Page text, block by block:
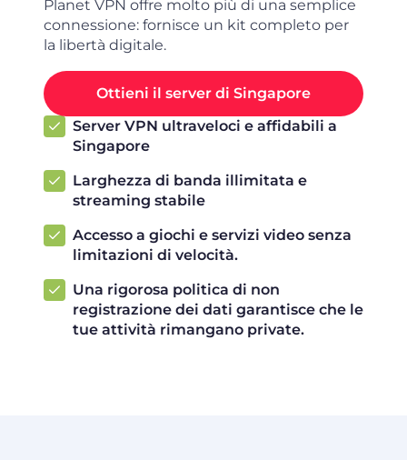
Planet VPN offre molto più di una semplice
connessione: fornisce un kit completo per
la libertà digitale.
Ottieni il server di Singapore
Server VPN ultraveloci e affidabili a
Singapore
Larghezza di banda illimitata e
streaming stabile
Accesso a giochi e servizi video senza
limitazioni di velocità.
Una rigorosa politica di non
registrazione dei dati garantisce che le
tue attività rimangano private.